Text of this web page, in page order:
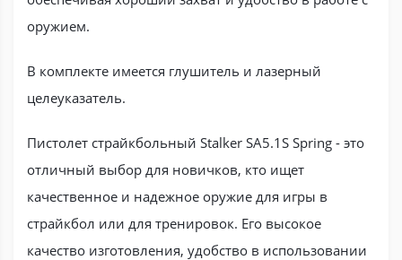
оружием.
В комплекте имеется глушитель и лазерный
целеуказатель.
Пистолет страйкбольный Stalker SA5.1S Spring - это
отличный выбор для новичков, кто ищет
качественное и надежное оружие для игры в
страйкбол или для тренировок. Его высокое
качество изготовления, удобство в использовании